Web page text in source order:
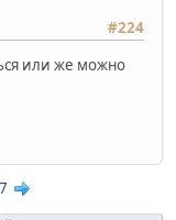
#224
или же можно